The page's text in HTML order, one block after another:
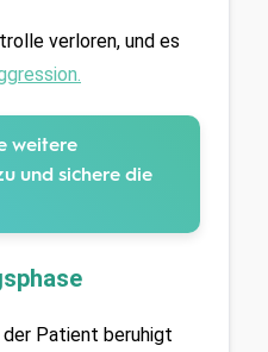
verloren, und es
weitere
und sichere die
der Patient beruhigt